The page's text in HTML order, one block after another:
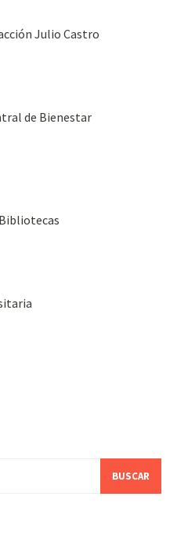
Julio Castro
de Bienestar